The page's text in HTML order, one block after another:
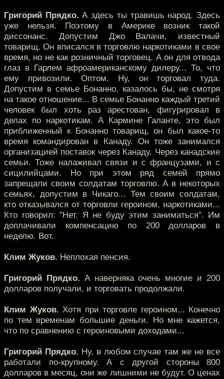
Григорий Прядко. А здесь ты травишь народ. Здесь
уже нельзя. Поэтому в Америке возник такой
диссонанс. Допустим Джо Валачи, известный
товарищ. Он вписался в торговлю наркотиками в свое
время, но не как розничный торговец. А он для отвода
глаз в Гарлем афроамериканскому дилеру... То, что
ему привозили. Оптом. Ну, он торговал туда.
Допустим в семье Бонанно, казалось бы, не смотря
на такое отношение... В семье Бонанно каждый третий
человек был хоть раз арестован, фигурировал в
делах по наркотикам. А Кармине Галанте, это был
приближенный к Бонанно товарищ, он был какое-то
время командирован в Канаду. Он тоже занимался
организацией поставок через Канаду. Через канадские
семьи. Тоже налаживал связи и с французами, и с
сицилийцами. Но при этом ряд семей прямо
запрещали своим солдатам торговлю. А в некоторых
семьях, допустим в Чикаго... Тем своим солдатам,
кто отказывался от торговли героином, наркотиками...
Кто говорил: ”Нет. Я не буду этим заниматься”. Им
доплачивали компенсацию по 200 долларов в
неделю. Вот.
Клим Жуков. Неплохая пенсия.
Григорий Прядко. А наверняка очень многие и 200
долларов получали, и торговать продолжали.
Клим Жуков. Хотя при торговле героином... Конечно
по тем временам большие деньги. Но мне кажется,
что по сравнению с героиновыми доходами...
Григорий Прядко. Ну, в любом случае там же не все
работали по-крупному. А с другой стороны 800
долларов в месяц, они же лишними не будут. О ценах